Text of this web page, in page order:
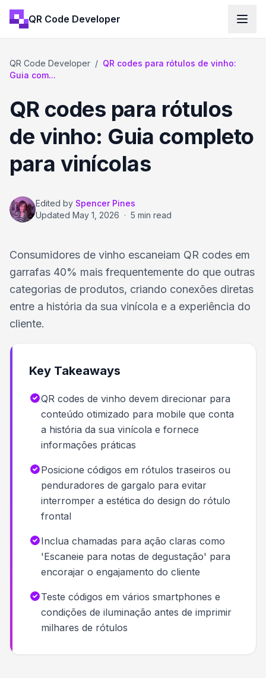
QR Code Developer
QR Code Developer / QR codes para rótulos de vinho:
Guia com...
QR codes para rótulos
de vinho: Guia completo
para vinícolas
Edited by Spencer Pines
Updated May 1, 2026 · 5 min read
Consumidores de vinho escaneiam QR codes em
garrafas 40% mais frequentemente do que outras
categorias de produtos, criando conexões diretas
entre a história da sua vinícola e a experiência do
cliente.
Key Takeaways
QR codes de vinho devem direcionar para
conteúdo otimizado para mobile que conta
a história da sua vinícola e fornece
informações práticas
Posicione códigos em rótulos traseiros ou
penduradores de gargalo para evitar
interromper a estética do design do rótulo
frontal
Inclua chamadas para ação claras como
'Escaneie para notas de degustação' para
encorajar o engajamento do cliente
Teste códigos em vários smartphones e
condições de iluminação antes de imprimir
milhares de rótulos